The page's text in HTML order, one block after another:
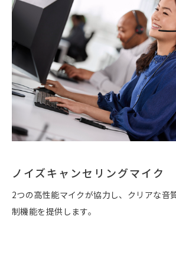
ノイズキャンセリングマイク
2つの高性能マイクが協力し、クリアな音
制機能を提供します。